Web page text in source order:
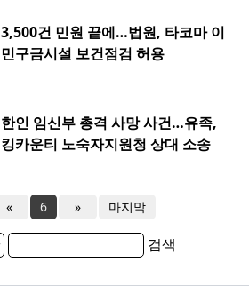
3,500건 민원 끝에…법원, 타코마 이
민구금시설 보건점검 허용
한인 임신부 총격 사망 사건…유족,
킹카운티 노숙자지원청 상대 소송
« 6 » 마지막
검색